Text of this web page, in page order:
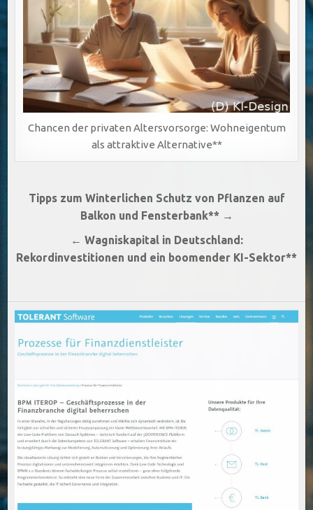
Chancen der privaten Altersvorsorge: Wohneigentum
als attraktive Alternative**
Beitragsnavigation
Tipps zum Winterlichen Schutz von Pflanzen auf
Balkon und Fensterbank** →
← Wagniskapital in Deutschland:
Rekordinvestitionen und ein boomender KI-Sektor**